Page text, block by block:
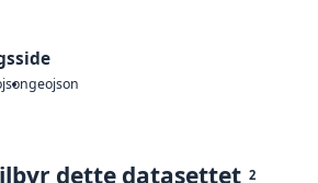
geojson
dette datasettet 2